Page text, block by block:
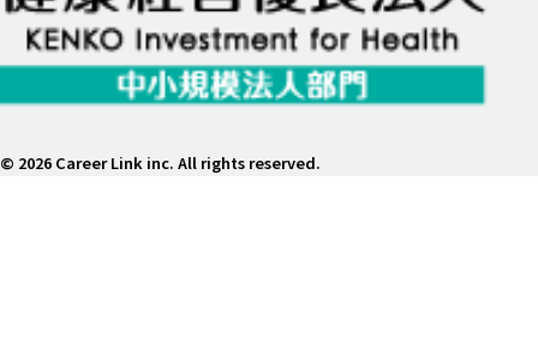
© 2026 Career Link inc. All rights reserved.